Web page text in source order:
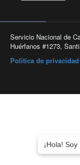
Servicio Nacional de
Huérfanos #1273,
Política de privacidad
¡Hola!